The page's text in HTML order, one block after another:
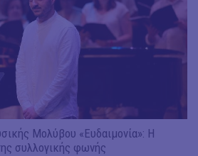
Μολύβου «Ευδαιμονία»: Η
συλλογικής φωνής